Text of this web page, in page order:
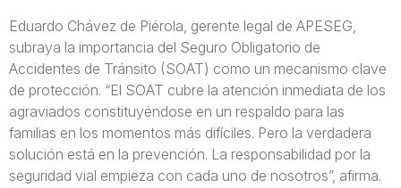
Eduardo Chávez de Piérola, gerente legal de APESEG,
subraya la importancia del Seguro Obligatorio de
Accidentes de Tránsito (SOAT) como un mecanismo clave
de protección. “El SOAT cubre la atención inmediata de los
agraviados constituyéndose en un respaldo para las
familias en los momentos más difíciles. Pero la verdadera
solución está en la prevención. La responsabilidad por la
seguridad vial empieza con cada uno de nosotros”, afirma.